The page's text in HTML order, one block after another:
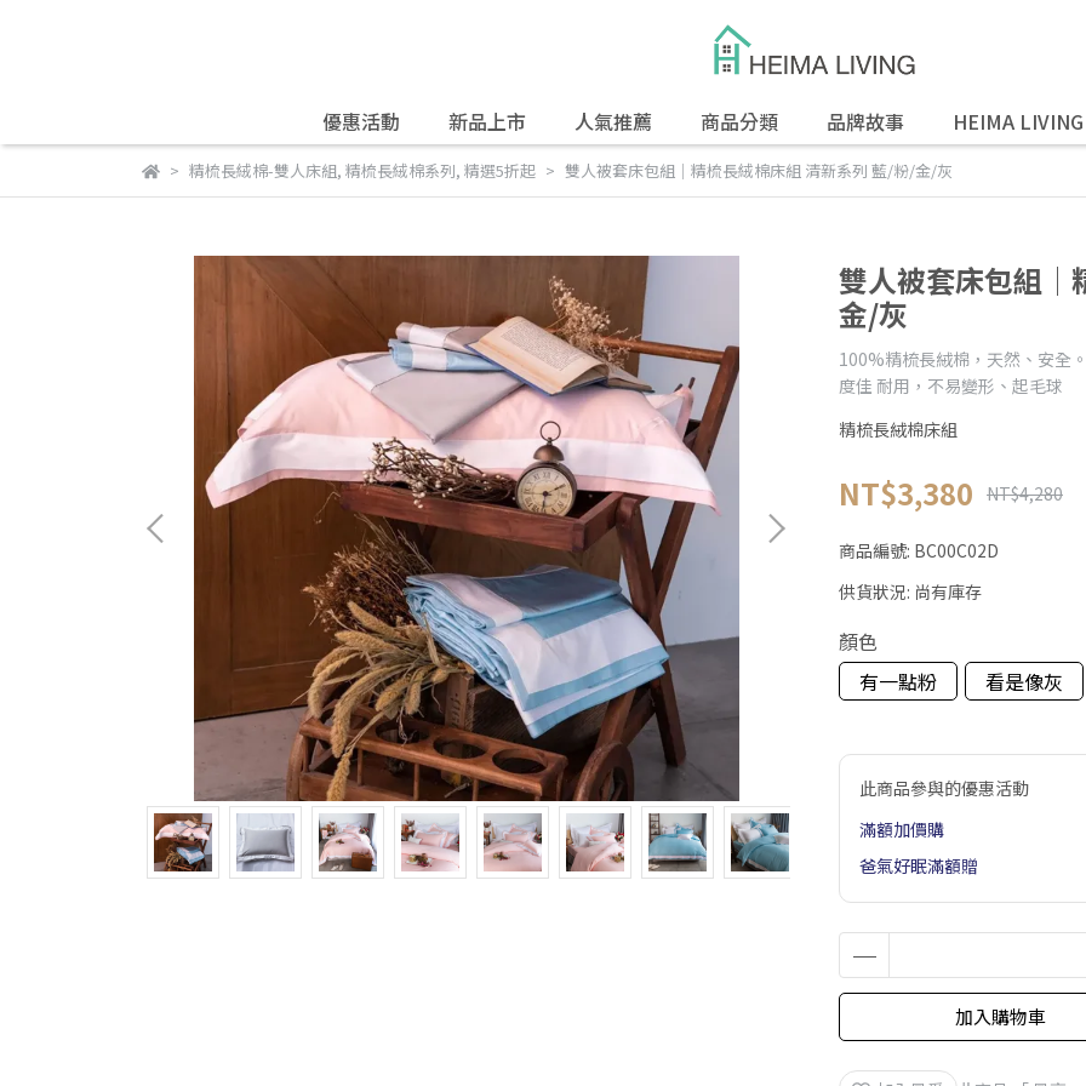
優惠活動 新品上市 人氣推薦 商品分類 品牌故事 HEIMA
精梳長絨棉-雙人床組, 精梳長絨棉系列, 精選5折起 雙人被套床包組│精梳長絨棉床組 清新系列 藍/粉/金/灰
雙人被套床包組│
金/灰
100%精梳長絨棉，天然、安全
度佳 耐用，不易變形、起毛球
精梳長絨棉床組
NT$3,380 NT$4,280
商品編號: BC00C02D
供貨狀況: 尚有庫存
顏色
有一點粉
看是像灰
此商品參與的優惠活動
滿額加價購
爸氣好眠滿額贈
加入購物車